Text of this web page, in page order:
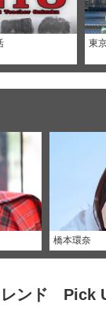
東
橋本環奈
レンド Pick